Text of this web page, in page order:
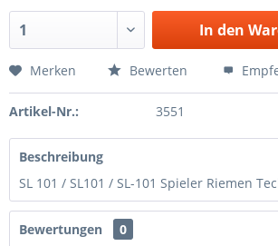
In den
Merken Bewerten
Artikel-Nr.: 3551
Beschreibung
SL 101 / SL101 / SL-101 Spieler Riemen
Bewertungen
0